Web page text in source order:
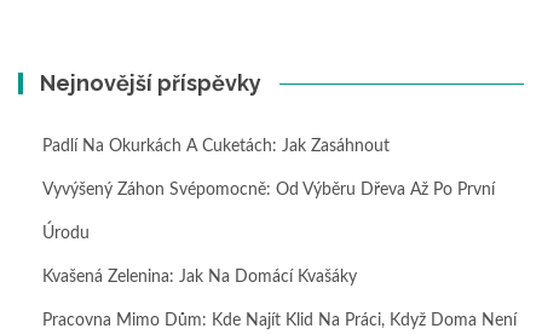
Nejnovější příspěvky
Padlí Na Okurkách A Cuketách: Jak Zasáhnout
Vyvýšený Záhon Svépomocně: Od Výběru Dřeva Až Po První
Úrodu
Kvašená Zelenina: Jak Na Domácí Kvašáky
Pracovna Mimo Dům: Kde Najít Klid Na Práci, Když Doma Není